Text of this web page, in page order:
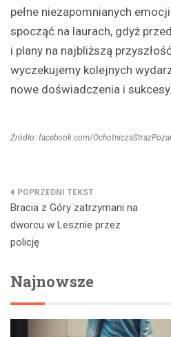
pełne niezapomnianych
spocząć na laurach, gdyż
i plany na najbliższą
wyczekujemy kolejnych
nowe doświadczenia i sukcesy.
Źródło: facebook.com/
Nawigacja
wpisu
Bracia z Góry zatrzymani na
dworcu w Lesznie przez
policję
Najnowsze